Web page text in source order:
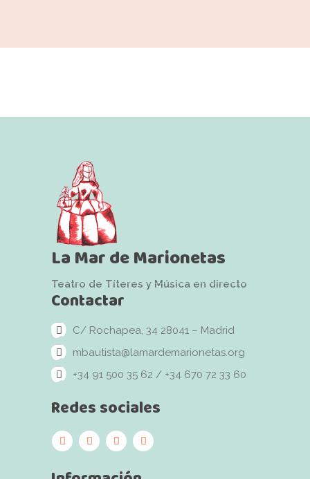
La Mar de Marionetas
Teatro de Títeres y Música en directo
Contactar
C/ Rochapea, 34 28041 – Madrid
mbautista@lamardemarionetas.org
+34 91 500 35 62 / +34 670 72 33 60
Redes sociales